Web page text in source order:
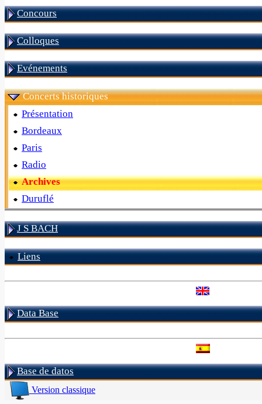
Concours
Colloques
Evénements
Concerts historiques
Présentation
Bordeaux
Paris
Radio
Archives
Duruflé
J S BACH
Liens
Data Base
Base de datos
Version classique